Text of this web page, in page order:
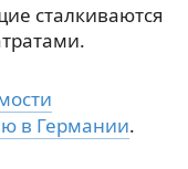
сталкиваются
в Германии.